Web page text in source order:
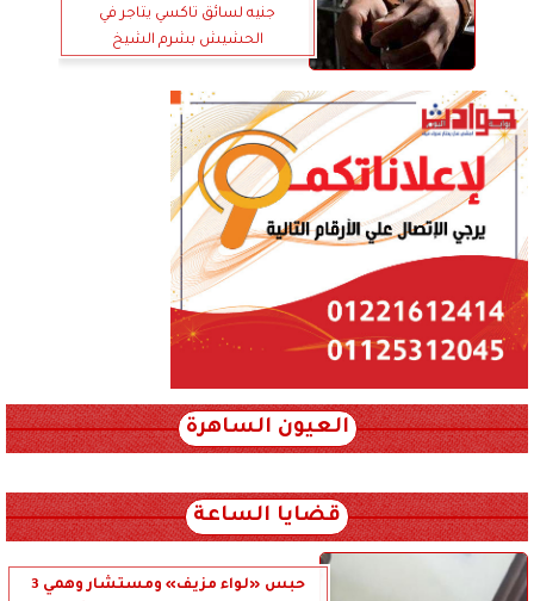
جنيه لسائق تاكسي يتاجر في
الحشيش بشرم الشيخ
العيون الساهرة
قضايا الساعة
حبس «لواء مزيف» ومستشار وهمي 3